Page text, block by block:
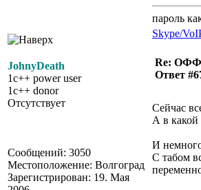
пароль
Skype/
JohnyDeath
1c++ power user
1c++ donor
Отсутствует
Сообщений: 3050
Местоположение: Волгоград
Зарегистрирован: 19. Мая
Re: ОФФ/
Ответ
Сейчас
А в какой
И
С табом